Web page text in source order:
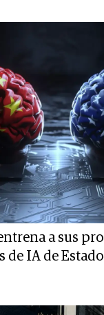
a sus
de IA de